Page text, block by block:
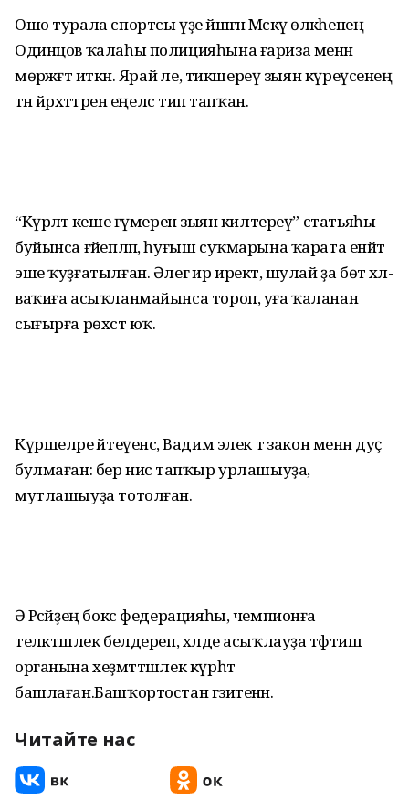
Ошо турала спортсы үҙе йәшәгән Мәскәү өлкәһенең
Одинцов ҡалаһы полицияһына ғариза менән
мөрәжәғәт иткән. Ярай әле, тикшереү зыян күреүсенең
тән йәрәхәттәрен еңелсә тип тапҡан.
“Күрәләтә кеше ғүмеренә зыян килтереү” статьяһы
буйынса ғәйепләп, һуғыш суҡмарына ҡарата енәйәт
эше ҡуҙғатылған. Әлегә ир иректә, шулай ҙа бөтә хәл-
ваҡиға асыҡланмайынса тороп, уға ҡаланан
сығырға рөхсәт юҡ.
Күршеләре әйтеүенсә, Вадим элек тә закон менән дуҫ
булмаған: бер нисә тапҡыр урлашыуҙа,
мутлашыуҙа тотолған.
Ә Рәсәйҙең бокс федерацияһы, чемпионға
теләктәшлек белдереп, хәлде асыҡлауҙа тәфтиш
органына хеҙмәттәшлек күрһәтә
башлаған.Башҡортостан гәзитенән.
Читайте нас